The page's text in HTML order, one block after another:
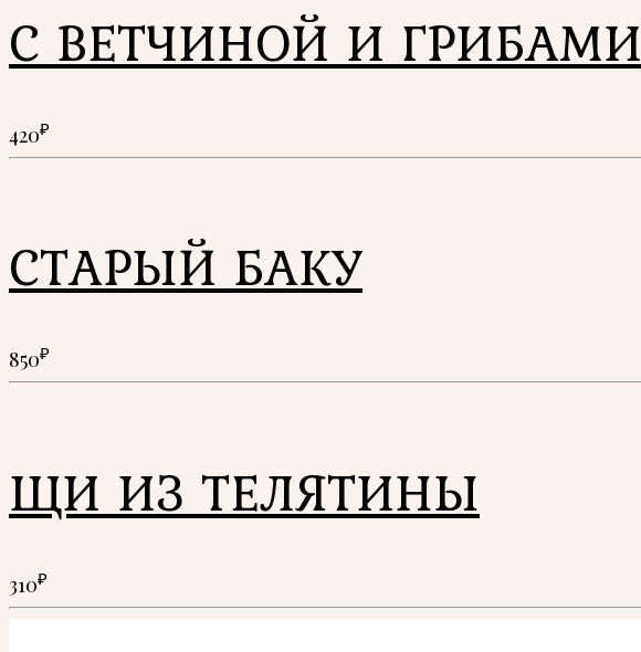
С ВЕТЧИНОЙ И ГРИБАМИ
420₽
СТАРЫЙ БАКУ
850₽
ЩИ ИЗ ТЕЛЯТИНЫ
310₽